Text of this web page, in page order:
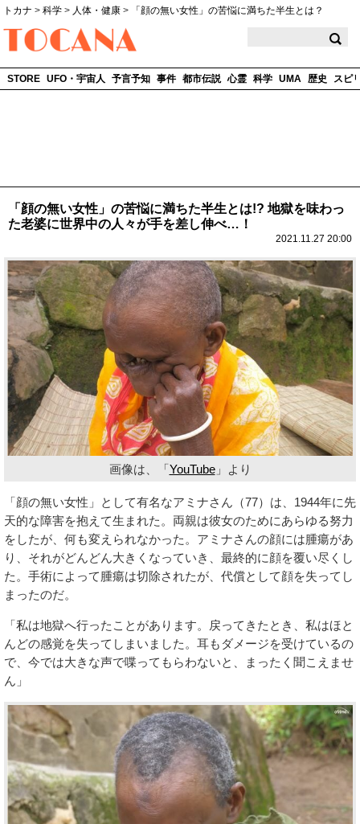
トカナ > 科学 > 人体・健康 >
「顔の無い女性」の苦悩に満ちた半生とは？
STORE UFO・宇宙人 予言予知 事件 都市伝説 心霊 科学 UMA 歴史 スピ
「顔の無い女性」の苦悩に満ちた半生とは!? 地獄を味わっ
た老婆に世界中の人々が手を差し伸べ…！
2021.11.27 20:00
画像は、「YouTube」より
「顔の無い女性」として有名なアミナさん（77）は、1944年に先
天的な障害を抱えて生まれた。両親は彼女のためにあらゆる努力
をしたが、何も変えられなかった。アミナさんの顔には腫瘍があ
り、それがどんどん大きくなっていき、最終的に顔を覆い尽くし
た。手術によって腫瘍は切除されたが、代償として顔を失ってし
まったのだ。
「私は地獄へ行ったことがあります。戻ってきたとき、私はほと
んどの感覚を失ってしまいました。耳もダメージを受けているの
で、今では大きな声で喋ってもらわないと、まったく聞こえませ
ん」